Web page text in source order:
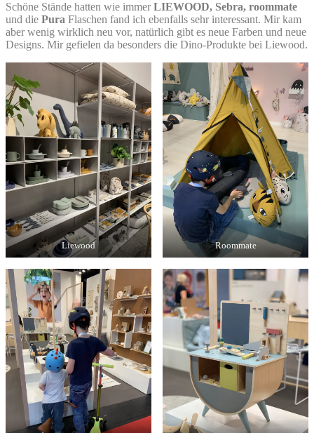
Schöne Stände hatten wie immerLIEWOOD, Sebra, roommate
und die Pura Flaschen fand ich ebenfalls sehr interessant. Mir kam
aber wenig wirklich neu vor, natürlich gibt es neue Farben und neue
Designs. Mir gefielen da besonders die Dino-Produkte bei Liewood.
Liewood Roommate